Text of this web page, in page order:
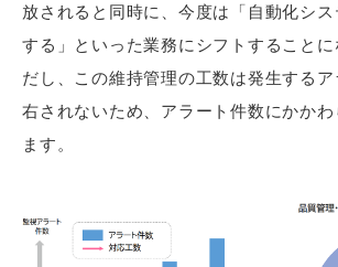
放されると同時に、今度は「自動化シ
する」といった業務にシフトすることに
だし、この維持管理の工数は発生する
右されないため、アラート件数にかかわ
ます。